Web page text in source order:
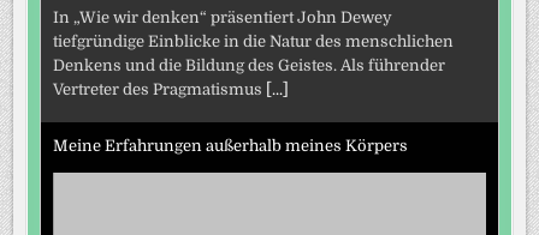
In „Wie wir denken“ präsentiert John Dewey
tiefgründige Einblicke in die Natur des menschlichen
Denkens und die Bildung des Geistes. Als führender
Vertreter des Pragmatismus [...]
Meine Erfahrungen außerhalb meines Körpers